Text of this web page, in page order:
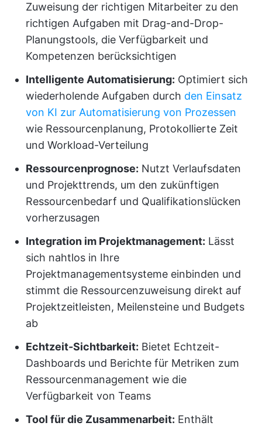
Zuweisung der richtigen Mitarbeiter zu den
richtigen Aufgaben mit Drag-and-Drop-
Planungstools, die Verfügbarkeit und
Kompetenzen berücksichtigen
Intelligente Automatisierung: Optimiert sich
wiederholende Aufgaben durch den Einsatz
von KI zur Automatisierung von Prozessen
wie Ressourcenplanung, Protokollierte Zeit
und Workload-Verteilung
Ressourcenprognose: Nutzt Verlaufsdaten
und Projekttrends, um den zukünftigen
Ressourcenbedarf und Qualifikationslücken
vorherzusagen
Integration im Projektmanagement: Lässt
sich nahtlos in Ihre
Projektmanagementsysteme einbinden und
stimmt die Ressourcenzuweisung direkt auf
Projektzeitleisten, Meilensteine und Budgets
ab
Echtzeit-Sichtbarkeit: Bietet Echtzeit-
Dashboards und Berichte für Metriken zum
Ressourcenmanagement wie die
Verfügbarkeit von Teams
Tool für die Zusammenarbeit: Enthält